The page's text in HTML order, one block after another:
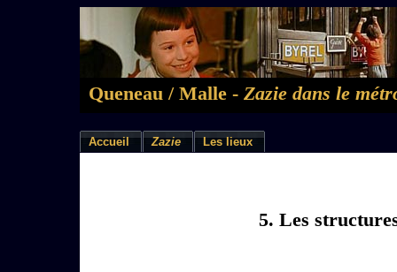
Queneau / Malle - Zazie dans le
Accueil Zazie Les lieux
5. Les